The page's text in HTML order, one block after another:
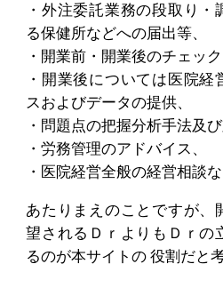
・外注委託業務の段取り
る保健所などへの届出等、
・開業前・開業後のチェッ
・開業後については医院経
スおよびデータの提供、
・問題点の把握分析手法及
・労務管理のアドバイス、
・医院経営全般の経営相談な
あたりまえのことですが、
望されるＤｒよりもＤｒの
るのが本サイトの 役割だと